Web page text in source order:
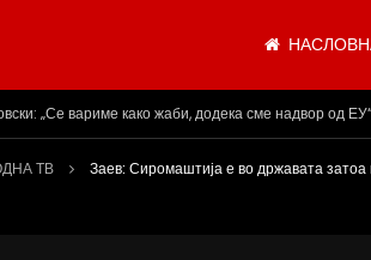
„Се вариме како жаби, додека сме надвор од ЕУ“
ТВ Заев: Сиромаштија е во државата